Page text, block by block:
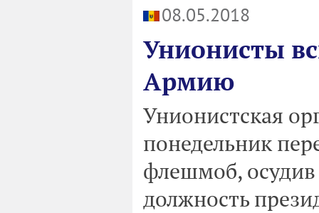
08.05.2018
Унионисты
Армию
Унионистская
понедельник
флешмоб,
должность